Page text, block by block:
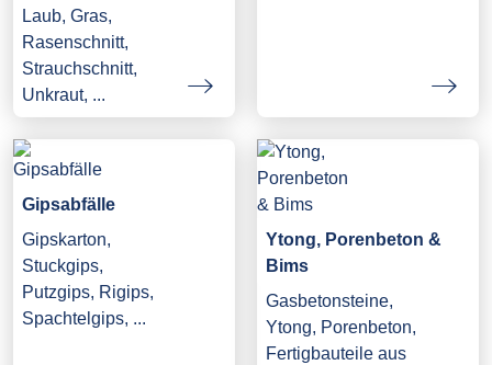
Laub, Gras,
Rasenschnitt,
Strauchschnitt,
Unkraut, ...
Gipsabfälle
Gipskarton,
Stuckgips,
Putzgips, Rigips,
Spachtelgips, ...
Ytong, Porenbeton &
Bims
Gasbetonsteine,
Ytong, Porenbeton,
Fertigbauteile aus